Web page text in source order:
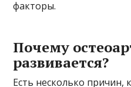
факторы.
Почему
развивается?
Есть несколько причин,